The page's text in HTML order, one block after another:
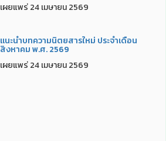
เผยแพร่ 24 เมษายน 2569
แนะนำบทความนิตยสารใหม่ ประจำเดือน
สิงหาคม พ.ศ. 2569
เผยแพร่ 24 เมษายน 2569